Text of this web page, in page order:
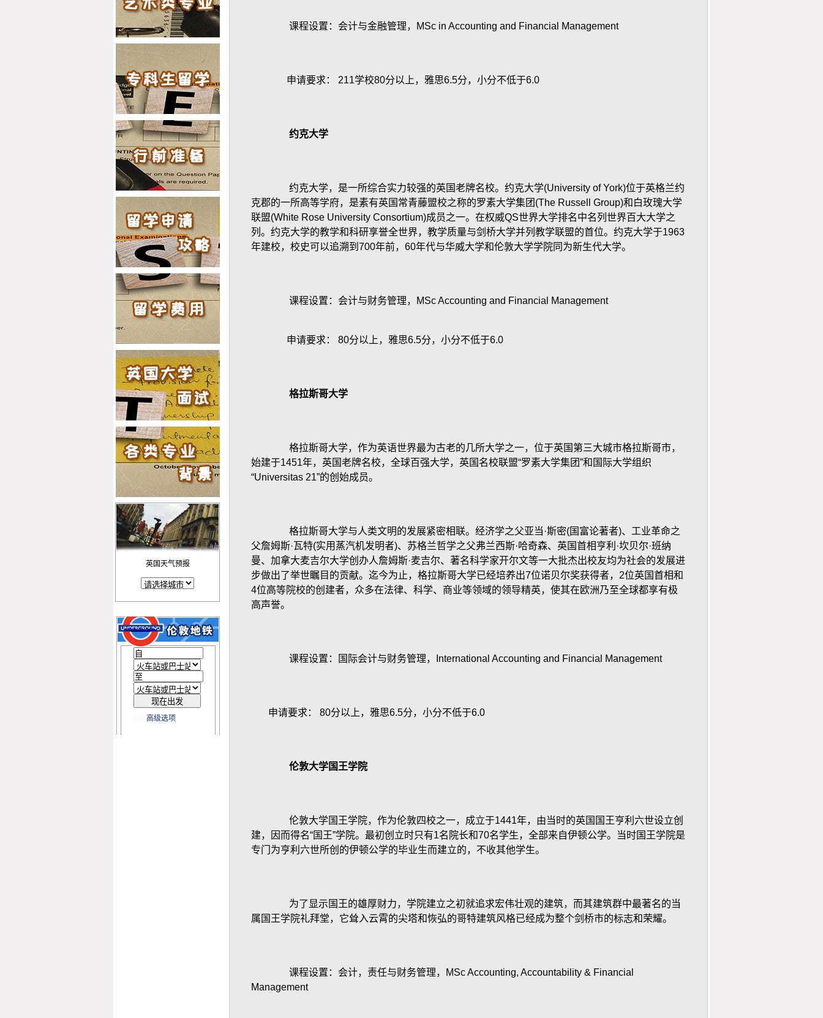
书
2019offer：恭喜王同学获得
10)考古学专业硕士通知书
2019offer：恭喜赵同学获得
华威大学(世界排名：62)公
共健康专业硕士通知书
2019offer：恭喜吴同学获得
爱丁堡大学(世界排名：20)
科学传播与公共管理专业硕
士通知书
英国天气预报
高级选项
课程设置：会计与金融管理， MSc in Accounting and Financial Management
申请要求： 211学校80分以上，雅思6.5分，小分不低于6.0
约克大学
约克大学，是一所综合实力较强的英国老牌名校。约克大学(University of York)位于英格兰约
克郡的一所高等学府，是素有英国常青藤盟校之称的罗素大学集团 (The Russell Group)和白玫瑰大学
联盟(White Rose University Consortium)成员之一。在权威QS世界大学排名中名列世界百大大学之
列。约克大学的教学和科研享誉全世界，教学质量与剑桥大学并列教学联盟的首位。约克大学于1963
年建校，校史可以追溯到 700年前， 60年代与华威大学和伦敦大学学院同为新生代大学。
课程设置：会计与财务管理， MSc Accounting and Financial Management
申请要求： 80分以上，雅思6.5分，小分不低于6.0
格拉斯哥大学
格拉斯哥大学，作为英语世界最为古老的几所大学之一，位于英国第三大城市格拉斯哥市，
始建于1451年，英国老牌名校，全球百强大学，英国名校联盟“罗素大学集团”和国际大学组织
“Universitas 21”的创始成员。
格拉斯哥大学与人类文明的发展紧密相联。经济学之父亚当·斯密(国富论著者)、工业革命之
父詹姆斯·瓦特(实用蒸汽机发明者)、苏格兰哲学之父弗兰西斯·哈奇森、英国首相亨利·坎贝尔·班纳
曼、加拿大麦吉尔大学创办人詹姆斯·麦吉尔、著名科学家开尔文等一大批杰出校友均为社会的发展进
步做出了举世瞩目的贡献。迄今为止，格拉斯哥大学已经培养出7位诺贝尔奖获得者， 2位英国首相和
4位高等院校的创建者，众多在法律、科学、商业等领域的领导精英，使其在欧洲乃至全球都享有极
高声誉。
课程设置：国际会计与财务管理， International Accounting and Financial Management
申请要求： 80分以上，雅思6.5分，小分不低于6.0
伦敦大学国王学院
伦敦大学国王学院，作为伦敦四校之一，成立于1441年，由当时的英国国王亨利六世设立创
建，因而得名“国王”学院。最初创立时只有1名院长和70名学生，全部来自伊顿公学。当时国王学院是
专门为亨利六世所创的伊顿公学的毕业生而建立的，不收其他学生。
为了显示国王的雄厚财力，学院建立之初就追求宏伟壮观的建筑，而其建筑群中最著名的当
属国王学院礼拜堂，它耸入云霄的尖塔和恢弘的哥特建筑风格已经成为整个剑桥市的标志和荣耀。
课程设置：会计，责任与财务管理，
MSc Accounting, Accountability & Financial
Management